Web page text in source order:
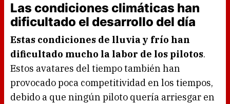
Las condiciones climáticas han
dificultado el desarrollo del día
Estas condiciones de lluvia y frío han
dificultado mucho la labor de los pilotos.
Estos avatares del tiempo también han
provocado poca competitividad en los tiempos,
debido a que ningún piloto quería arriesgar en